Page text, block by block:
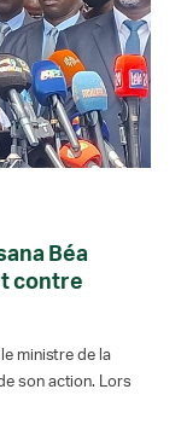
Béa
contre
ministre de la
son action. Lors